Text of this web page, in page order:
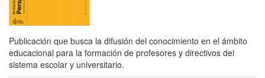
Publicación que busca la difusión del conocimiento en el ámbito
educacional para la formación de profesores y directivos del
sistema escolar y universitario.